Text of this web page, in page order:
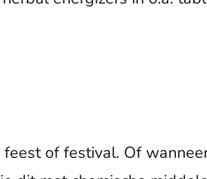
of festival. Of